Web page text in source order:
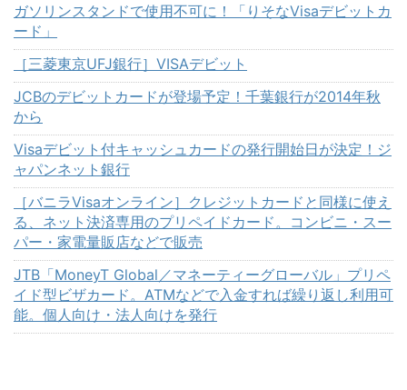
ガソリンスタンドで使用不可に！「りそなVisaデビットカ
ード」
［三菱東京UFJ銀行］VISAデビット
JCBのデビットカードが登場予定！千葉銀行が2014年秋
から
Visaデビット付キャッシュカードの発行開始日が決定！ジ
ャパンネット銀行
［バニラVisaオンライン］クレジットカードと同様に使え
る、ネット決済専用のプリペイドカード。コンビニ・スー
パー・家電量販店などで販売
JTB「MoneyT Global／マネーティーグローバル」プリペ
イド型ビザカード。ATMなどで入金すれば繰り返し利用可
能。個人向け・法人向けを発行